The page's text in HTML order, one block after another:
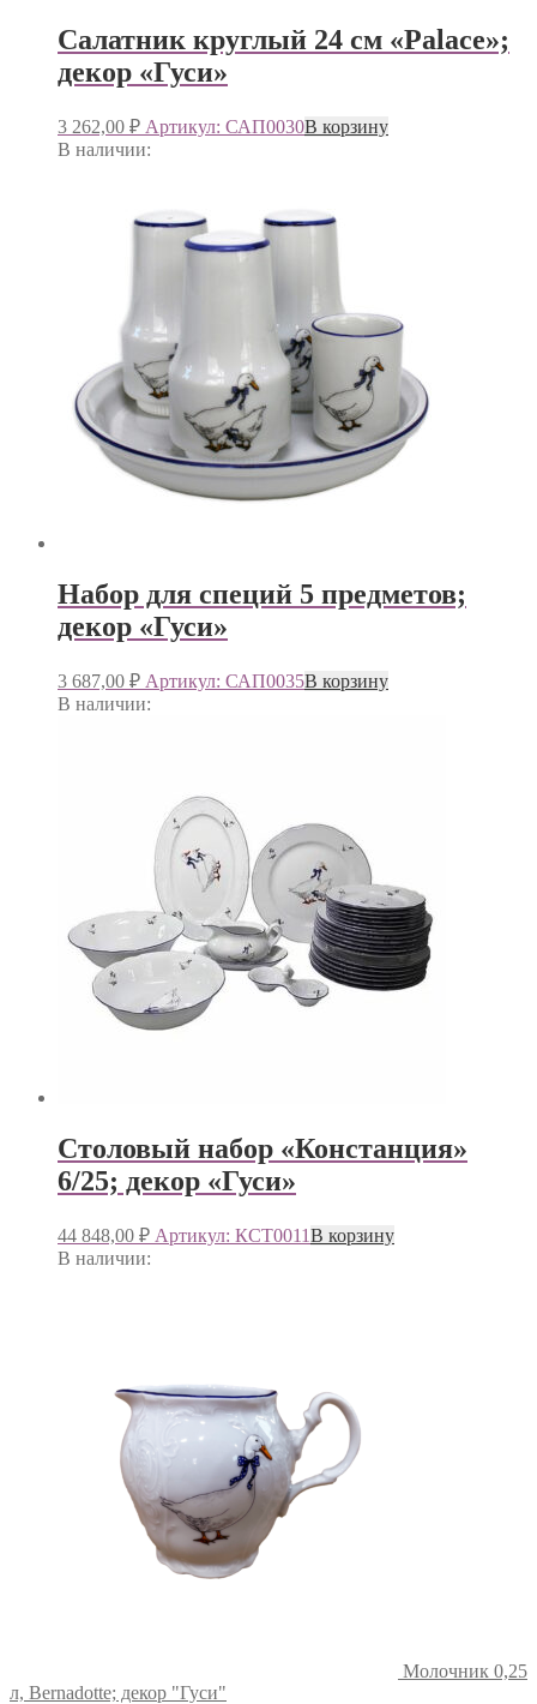
Салатник круглый 24 см «Palace»;
декор «Гуси»
3 262,00 ₽ Артикул: САП0030В корзину
В наличии:
Набор для специй 5 предметов;
декор «Гуси»
3 687,00 ₽ Артикул: САП0035В корзину
В наличии:
Столовый набор «Констанция»
6/25; декор «Гуси»
44 848,00 ₽ Артикул: КСТ0011В корзину
В наличии:
Молочник 0,25
л, Bernadotte; декор "Гуси"